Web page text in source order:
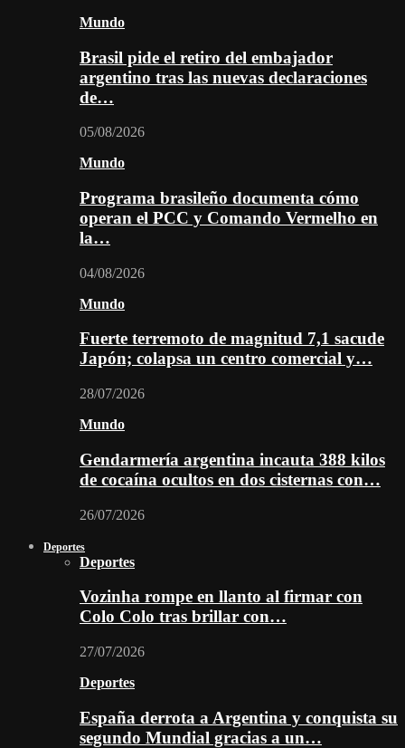
Mundo
Brasil pide el retiro del embajador
argentino tras las nuevas declaraciones
de…
05/08/2026
Mundo
Programa brasileño documenta cómo
operan el PCC y Comando Vermelho en
la…
04/08/2026
Mundo
Fuerte terremoto de magnitud 7,1 sacude
Japón; colapsa un centro comercial y…
28/07/2026
Mundo
Gendarmería argentina incauta 388 kilos
de cocaína ocultos en dos cisternas con…
26/07/2026
Deportes
Deportes
Vozinha rompe en llanto al firmar con
Colo Colo tras brillar con…
27/07/2026
Deportes
España derrota a Argentina y conquista su
segundo Mundial gracias a un…